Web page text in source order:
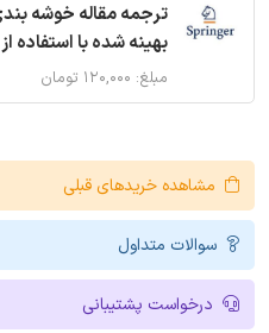
بهینه شده با استفاده از MapReduce
مبلغ: ۱۲۰,۰۰۰ تومان
مشاهده خریدهای قبلی
سوالات متداول
درخواست پشتیبانی